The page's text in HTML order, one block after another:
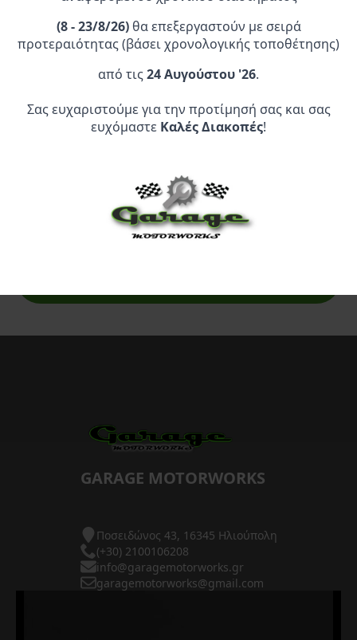
Επίσημος Αντιπρόσωπος:
GARAGE MOTORWORKS
Ποσειδώνος 43, 16345 Ηλιούπολη
(+30) 2100106208
info@garagemotorworks.gr
garagemotorworks@gmail.com
(8 - 23/8/26)θα επεξεργαστούν με σειρά
προτεραιότητας (βάσει χρονολογικής τοποθέτησης)
από τις24 Αυγούστου '26.
Σας ευχαριστούμε για την προτίμησή σας και σας
ευχόμαστε Καλές Διακοπές!